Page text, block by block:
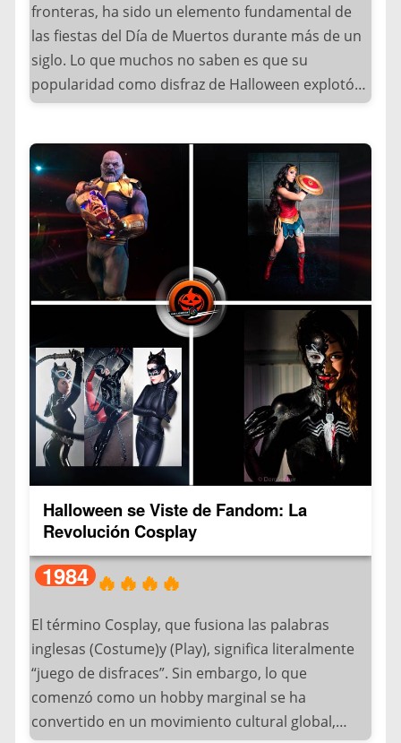
fronteras, ha sido un elemento fundamental de
las fiestas del Día de Muertos durante más de un
siglo. Lo que muchos no saben es que su
popularidad como disfraz de Halloween explotó
tras aparecer en la película “Spectre” (2015) de
Disney, que llevaron esta tradición a audiencias
mundiales.
Actualmente, este símbolo sigue inspirando
disfraces y altares no solo en México y Estados
Unidos, sino en festivales internacionales como el
Día de Muertos de París y el Halloween de Tokio.
Su estética única ha conquistado redes sociales,
especialmente en Pinterest e Instagram donde el
hashtag #CatrinaHalloween supera los 2 millones
de publicaciones.
Originalmente creada por el grabador José
Guadalupe Posada en 1910, la Catrina es una
combina: Atuendos sofisticados, Diseños
elaborados, Maquillaje artístico y Colores
vibrantes.
Este icónico personaje rinde honor a los muertos
con un estilo único. Culturalmente, se interpreta
como una metáfora que representa: Las damas
de alta sociedad mexicana del porfiriato, La
dualidad vida/muerte y La crítica social a las
clases privilegiadas.
Halloween se Viste de Fandom: La
Revolución Cosplay
1984 🔥🔥🔥🔥
El término Cosplay, que fusiona las palabras
inglesas (Costume)y (Play), significa literalmente
“juego de disfraces”. Sin embargo, lo que
comenzó como un hobby marginal se ha
convertido en un movimiento cultural global,